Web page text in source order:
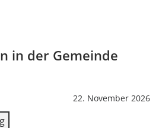
in der Gemeinde
22. November 2026